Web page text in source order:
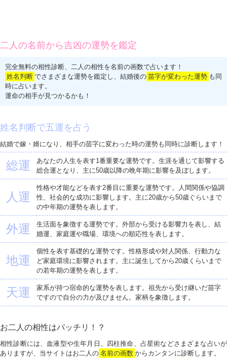
二人の名前から吉凶の運勢を鑑定
完全無料の相性診断、二人の相性を名前の画数で占います！
姓名判断 でさまざまな運勢を鑑定し、結婚後の 苗字が変わった運勢 も同
時に占います。
運命の相手が見つかるかも！
姓名判断で五運を占う
結婚で嫁・婿になり、相手の苗字に変わった時の運勢も同時に診断します！
総運
あなたの人生を表す1番重要な運勢です。生涯を通じて影響する
総合運となり、主に50歳以降の晩年期に影響を及ぼします。
人運
性格や才能などを表す2番目に重要な運勢です。人間関係や協調
性、社会的な成功に影響します。主に20歳から50歳ぐらいまで
の中年期の運勢を表します。
外運
生活面を象徴する運勢です。外部から受ける影響力を表し、結
婚運、家庭運や職場、環境への順応性を表します。
地運
個性を表す基礎的な運勢です。性格形成や対人関係、行動力な
ど家庭環境に影響されます。主に誕生してから20歳くらいまで
の若年期の運勢を表します。
天運
家系が持つ宿命的な運勢を表します。祖先から受け継いだ苗字
ですので自分の力が及びません。家柄を象徴します。
お二人の相性はバッチリ！？
相性診断には、血液型や生年月日、四柱推命、占星術などさまざまな占いが
ありますが、当サイトはお二人の 名前の画数 からカンタンに診断します。